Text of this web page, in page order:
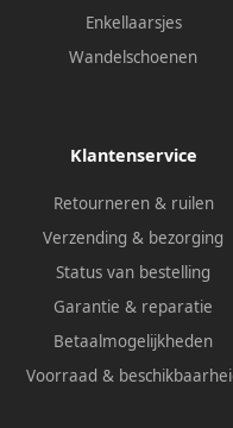
Enkellaarsjes
Wandelschoenen
Klantenservice
Retourneren & ruilen
Verzending & bezorging
Status van bestelling
Garantie & reparatie
Betaalmogelijkheden
Voorraad &